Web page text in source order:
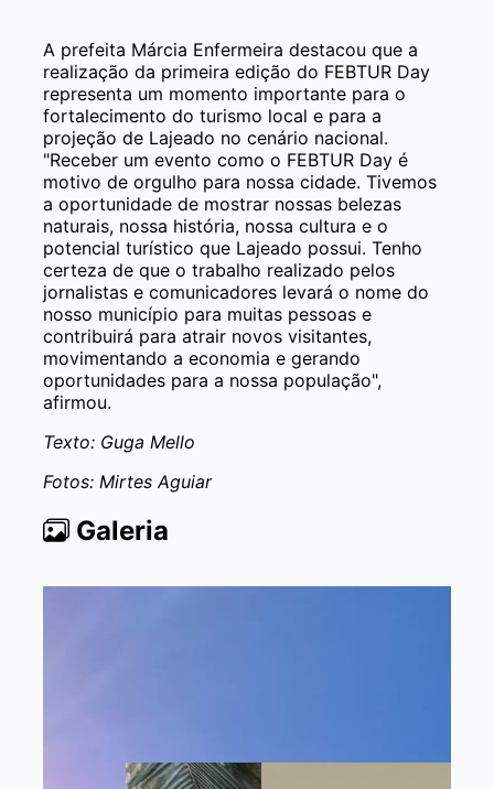
A prefeita Márcia Enfermeira destacou que a
realização da primeira edição do FEBTUR Day
representa um momento importante para o
fortalecimento do turismo local e para a
projeção de Lajeado no cenário nacional.
"Receber um evento como o FEBTUR Day é
motivo de orgulho para nossa cidade. Tivemos
a oportunidade de mostrar nossas belezas
naturais, nossa história, nossa cultura e o
potencial turístico que Lajeado possui. Tenho
certeza de que o trabalho realizado pelos
jornalistas e comunicadores levará o nome do
nosso município para muitas pessoas e
contribuirá para atrair novos visitantes,
movimentando a economia e gerando
oportunidades para a nossa população",
afirmou.
Texto: Guga Mello
Fotos: Mirtes Aguiar
Galeria